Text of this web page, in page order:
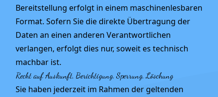
Bereitstellung erfolgt in einem maschinenlesbaren
Format. Sofern Sie die direkte Übertragung der
Daten an einen anderen Verantwortlichen
verlangen, erfolgt dies nur, soweit es technisch
machbar ist.
Recht auf Auskunft, Berichtigung, Sperrung, Löschung
Sie haben jederzeit im Rahmen der geltenden